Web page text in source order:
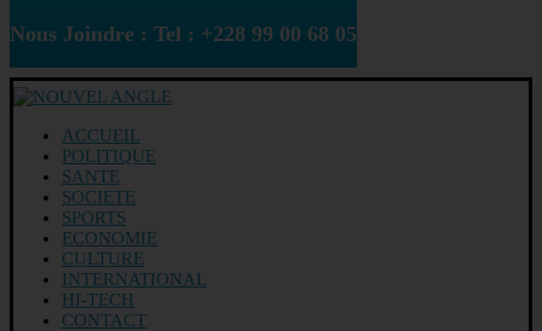
Nous Joindre : Tel : +228 99 00 68 05
ACCUEIL
POLITIQUE
SANTE
SOCIETE
SPORTS
ECONOMIE
CULTURE
INTERNATIONAL
HI-TECH
CONTACT